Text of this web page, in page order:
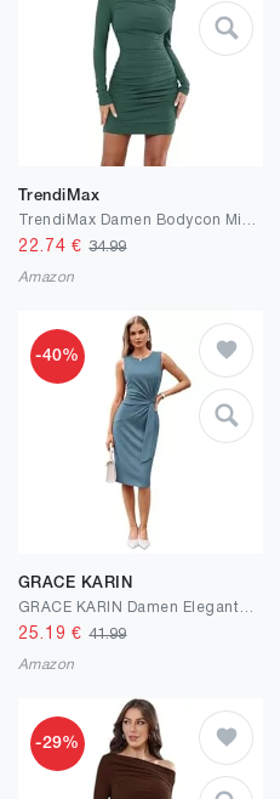
TrendiMax
22.74 €34.99
Amazon
-40%
GRACE KARIN
25.19 €41.99
Amazon
-29%